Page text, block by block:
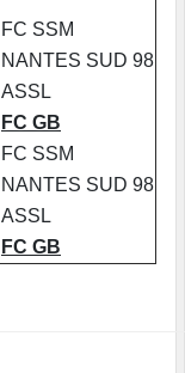
FC SSM
NANTES SUD 98
ASSL
FC GB
FC SSM
NANTES SUD 98
ASSL
FC GB